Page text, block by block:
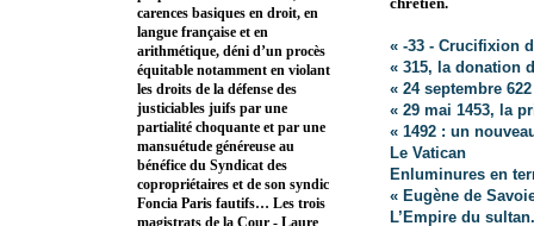
« -33 - Crucifixion
« 315, la donation
« 24 septembre
« 29 mai 1453, la
« 1492 : un
Le Vatican
Enluminures en
« Eugène de
L’Empire du
carences basiques en droit, en
langue française et en
arithmétique, déni d’un procès
équitable notamment en violant
les droits de la défense des
justiciables juifs par une
partialité choquante et par une
mansuétude généreuse au
bénéfice du Syndicat des
copropriétaires et de son syndic
Foncia Paris fautifs… Les trois